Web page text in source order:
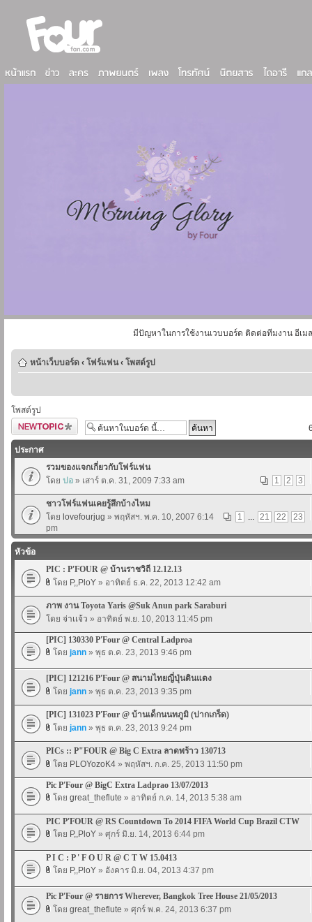
มีปัญหาในการใช้งานเวบบอร์ด ติดต่อทีมงาน อีเม
หน้าเว็บบอร์ด ‹ โฟร์แฟน ‹ โพสต์รูป
โพสต์รูป
ตั้งกระทู้ใหม่
ประกาศ
รวมของแจกเกี่ยวกับโฟร์แฟน
1
2 3
โดย ปอ » เสาร์ ต.ค. 31, 2009 7:33 am
ชาวโฟร์แฟนเคยรู้สึกบ้างไหม
1
... 21 22 23
โดย lovefourjug » พฤหัสฯ. พ.ค. 10, 2007 6:14
pm
หัวข้อ
PIC : P'FOUR @ บ้านราชวิถี 12.12.13
โดย P,,PloY » อาทิตย์ ธ.ค. 22, 2013 12:42 am
ภาพ งาน Toyota Yaris @Suk Anun park Saraburi
โดย จ่าเเจ้ว » อาทิตย์ พ.ย. 10, 2013 11:45 pm
[PIC] 130330 P'Four @ Central Ladproa
โดย jann » พุธ ต.ค. 23, 2013 9:46 pm
[PIC] 121216 P'Four @ สนามไทยญี่ปุ่นดินแดง
โดย jann » พุธ ต.ค. 23, 2013 9:35 pm
[PIC] 131023 P'Four @ บ้านเด็กนนทภูมิ (ปากเกร็ด)
โดย jann » พุธ ต.ค. 23, 2013 9:24 pm
PICs :: P"FOUR @ Big C Extra ลาดพร้าว 130713
โดย PLOYozoK4 » พฤหัสฯ. ก.ค. 25, 2013 11:50 pm
Pic P'Four @ BigC Extra Ladprao 13/07/2013
โดย great_theflute » อาทิตย์ ก.ค. 14, 2013 5:38 am
PIC P'FOUR @ RS Countdown To 2014 FIFA World Cup Brazil CTW
โดย P,,PloY » ศุกร์ มิ.ย. 14, 2013 6:44 pm
P I C : P ' F O U R @ C T W 15.0413
โดย P,,PloY » อังคาร มิ.ย. 04, 2013 4:37 pm
Pic P'Four @ รายการ Wherever, Bangkok Tree House 21/05/2013
โดย great_theflute » ศุกร์ พ.ค. 24, 2013 6:37 pm